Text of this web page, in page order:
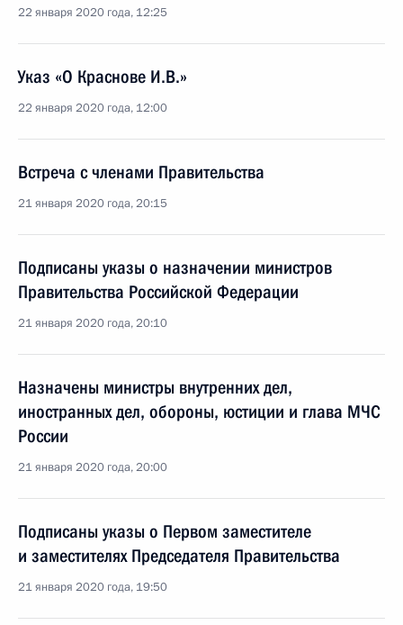
22 января 2020 года, 12:25
Указ «О Краснове И.В.»
22 января 2020 года, 12:00
Встреча с членами Правительства
21 января 2020 года, 20:15
Подписаны указы о назначении министров
Правительства Российской Федерации
21 января 2020 года, 20:10
Назначены министры внутренних дел,
иностранных дел, обороны, юстиции и глава МЧС
России
21 января 2020 года, 20:00
Подписаны указы о Первом заместителе
и заместителях Председателя Правительства
21 января 2020 года, 19:50